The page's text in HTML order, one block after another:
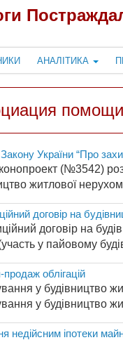
АНАЛІТИКА
України “Про
(№3542)
житлової
договір на
договір на
у пайовому
продаж облігацій
у будівництво
у будівництво
недійсним іпотеки